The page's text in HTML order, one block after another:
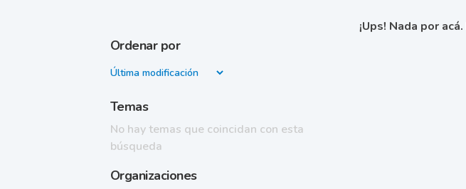
Ordenar por
Temas
No hay temas que coincidan con esta
búsqueda
Organizaciones
¡Ups! Nada por acá.